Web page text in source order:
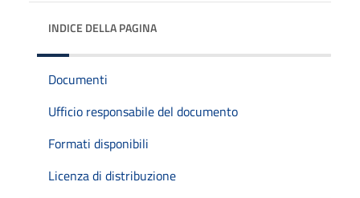
INDICE DELLA PAGINA
Documenti
Ufficio responsabile del documento
Formati disponibili
Licenza di distribuzione